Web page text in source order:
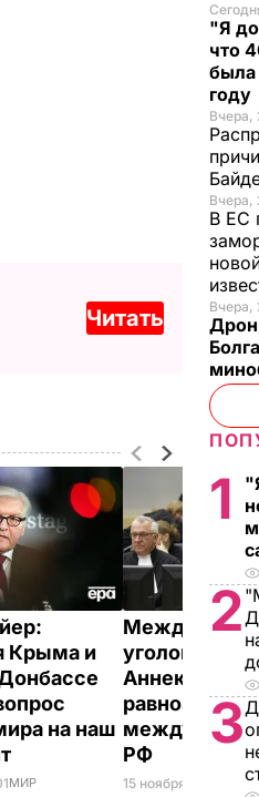
Читать
Крыма и
на наш
МИР
уголовный
Аннексия
равнозначна
между
РФ
15 ноября, 13.12
"Я
что
году
Вчера,
Вчера,
В ЕС
Вчера,
1
2
3